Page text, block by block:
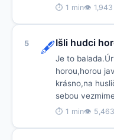
⏱ 1 min👁 1,943
5 🖋️Išli hudci
Je to
horou,horou
krásno,na
sebou
⏱ 1 min👁 5,463